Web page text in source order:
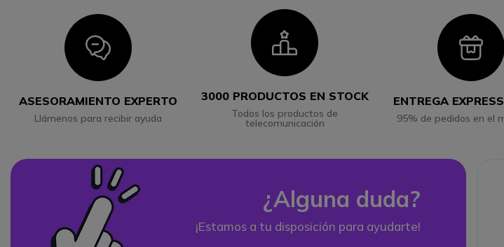
Icon
ASESORAMIENTO EXPERTO
Llámenos para recibir ayuda
Icon
3000 PRODUCTOS EN STOCK
Todos los productos de
telecomunicación
ENTREGA
95% de pedidos en el
¿Alguna duda?
¡Estamos a tu disposición para ayudarte!